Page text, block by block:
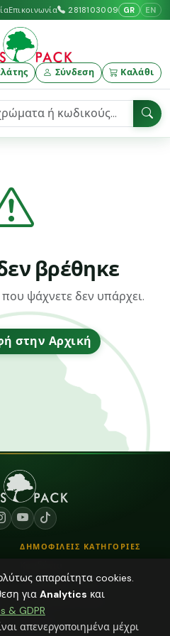
Επικοινωνία 2818103009 GR EN
Σύνδεση Καλάθι
βρέθηκε
ψάχνετε δεν υπάρχει.
στην Αρχική
ΔΗΜΟΦΙΛΕΙΣ ΚΑΤΗΓΟΡΙΕΣ
Λουλούδια - Βάζα
Αποξηραμένα φυτά
απαραίτητα cookies.
για Analytics και
& GDPR
απενεργοποιημένα μέχρι